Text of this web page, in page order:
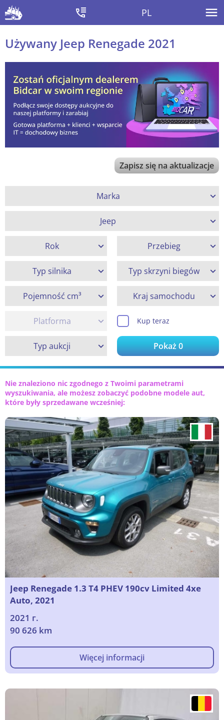
PL
Używany Jeep Renegade 2021
Zapisz się na aktualizacje
Marka
Jeep
Rok Przebieg
Typ silnika Typ skrzyni biegów
Pojemność cm³ Kraj samochodu
Platforma Kup teraz
Typ aukcji Pokaż0
Nie znaleziono nic zgodnego z Twoimi parametrami
wyszukiwania, ale możesz zobaczyć podobne modele aut,
które były sprzedawane wcześniej:
Jeep Renegade 1.3 T4 PHEV 190cv Limited 4xe
Auto, 2021
2021 г.
90 626 km
Więcej informacji